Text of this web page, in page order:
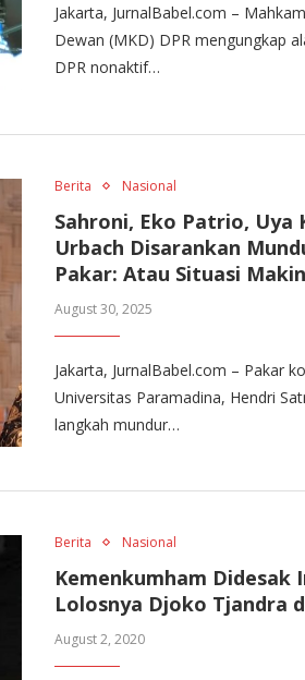
Jakarta, JurnalBabel.com –
Dewan (MKD) DPR mengungkap
DPR nonaktif…
Berita Nasional
Sahroni, Eko Patrio, Uya
Urbach Disarankan
Pakar: Atau Situasi
August 30, 2025
Jakarta, JurnalBabel.com – Pakar
Universitas Paramadina, Hendri
langkah mundur…
Berita Nasional
Kemenkumham Didesak
Lolosnya Djoko Tjandra
August 2, 2020